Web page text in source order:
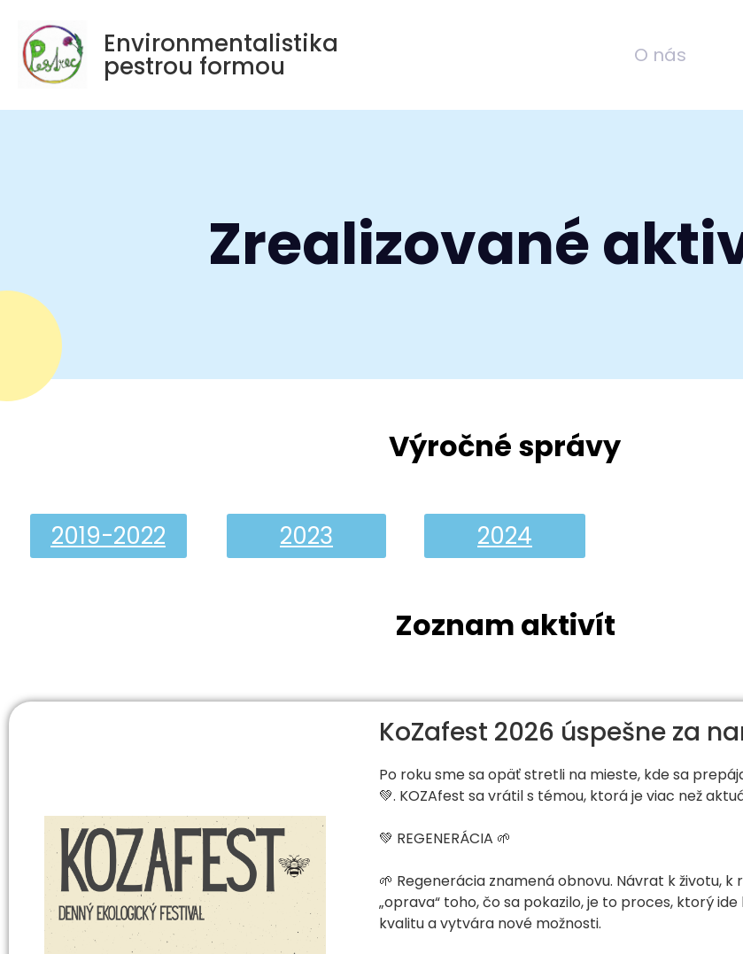
Environmentalistika
pestrou formou O nás
Zrealizované
Výročné správy
2019-2022 2023 2024
Zoznam aktivít
KoZafest 2026 úspešne za
Po roku sme sa opäť stretli na mieste, kde sa
💚. KOZAfest sa vrátil s témou, ktorá je viac než
💚 REGENERÁCIA 🌱
🌱 Regenerácia znamená obnovu. Návrat k životu, k
„oprava“ toho, čo sa pokazilo, je to proces, ktorý ide
kvalitu a vytvára nové možnosti.